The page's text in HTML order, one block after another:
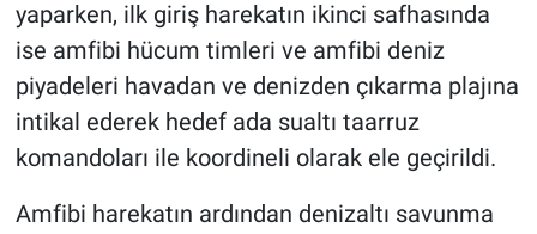
yaparken, ilk giriş harekatın ikinci safhasında
ise amfibi hücum timleri ve amfibi deniz
piyadeleri havadan ve denizden çıkarma plajına
intikal ederek hedef ada sualtı taarruz
komandoları ile koordineli olarak ele geçirildi.
Amfibi harekatın ardından denizaltı savunma